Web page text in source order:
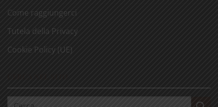
Come raggiungerci
Tutela della Privacy
Cookie Policy (UE)
Cerca: